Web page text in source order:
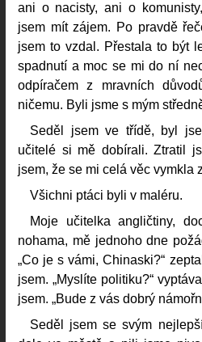
ani o nacisty, ani o
jsem mít zájem. Po pravdě
jsem to vzdal. Přestala to být
spadnutí a moc se mi do ní
odpíračem z mravních
ničemu. Byli jsme s mým
Seděl jsem ve třídě, byl
učitelé si mě dobírali. Ztratil
jsem, že se mi celá věc vymkla
Všichni ptáci byli v maléru.
Moje učitelka angličtiny,
nohama, mě jednoho dne
„Co je s vámi, Chinaski?“
jsem. „Myslíte politiku?“
jsem. „Bude z vás dobrý
Seděl jsem se svým